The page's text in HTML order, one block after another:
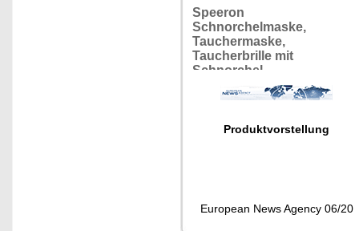
Speeron
Schnorchelmaske,
Tauchermaske,
Taucherbrille mit
Schnorchel
Produktvorstellung
European News Agency 06/20